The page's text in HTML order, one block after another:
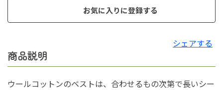
お気に入りに登録する
シェアする
商品説明
ウールコットンのベストは、合わせるもの次第で長いシー